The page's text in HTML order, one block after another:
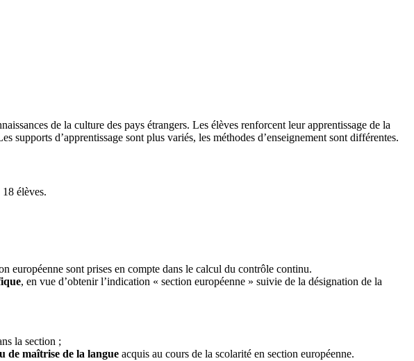
de la culture des pays étrangers. Les élèves renforcent leur apprentissage de la
d’apprentissage sont plus variés, les méthodes d’enseignement sont différentes.
élèves.
européenne sont prises en compte dans le calcul du contrôle continu.
, en vue d’obtenir l’indication « section européenne » suivie de la désignation de la
la section ;
de maîtrise de la langue acquis au cours de la scolarité en section européenne.